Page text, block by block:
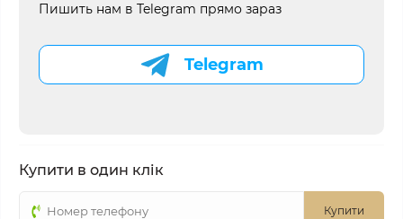
Пишить нам в Telegram прямо зараз
Telegram
Купити в один клік
Купити